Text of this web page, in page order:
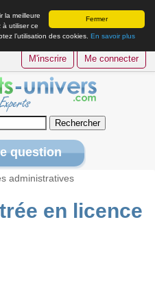
Fermer
la meilleure
à utiliser ce
l’utilisation des cookies. En savoir plus
M'inscrire Me connecter
question
administratives
en licence